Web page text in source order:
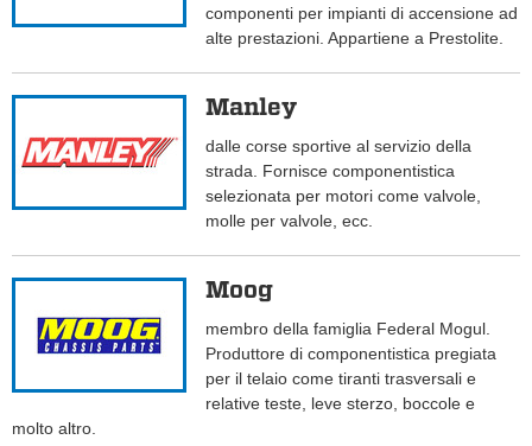
componenti per impianti di accensione ad
alte prestazioni. Appartiene a Prestolite.
Manley
dalle corse sportive al servizio della
strada. Fornisce componentistica
selezionata per motori come valvole,
molle per valvole, ecc.
Moog
membro della famiglia Federal Mogul.
Produttore di componentistica pregiata
per il telaio come tiranti trasversali e
relative teste, leve sterzo, boccole e
molto altro.